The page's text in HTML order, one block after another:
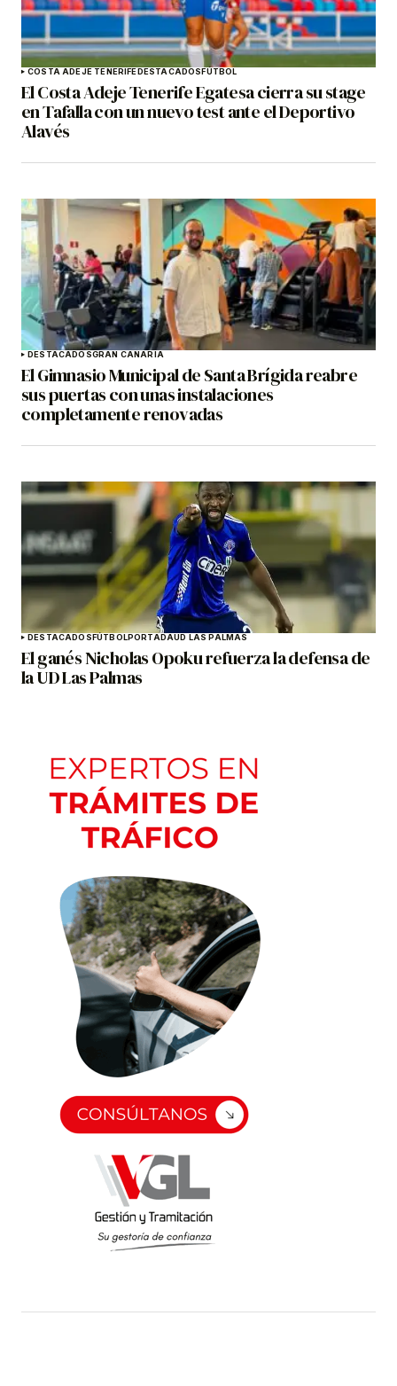
COSTA ADEJE TENERIFEDESTACADOSFÚTBOL
El Costa Adeje Tenerife Egatesa cierra su stage
en Tafalla con un nuevo test ante el Deportivo
Alavés
DESTACADOSGRAN CANARIA
El Gimnasio Municipal de Santa Brígida reabre
sus puertas con unas instalaciones
completamente renovadas
DESTACADOSFÚTBOLPORTADAUD LAS PALMAS
El ganés Nicholas Opoku refuerza la defensa de
la UD Las Palmas